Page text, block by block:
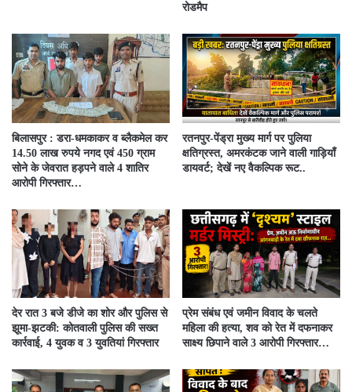
रोडमैप
बिलासपुर : डरा-धमकाकर व ब्लैकमेल कर
14.50 लाख रुपये नगद एवं 450 ग्राम
सोने के जेवरात हड़पने वाले 4 शातिर
आरोपी गिरफ्तार…
रतनपुर-पेंड्रा मुख्य मार्ग पर पुलिया
क्षतिग्रस्त, अमरकंटक जाने वाली गाड़ियाँ
डायवर्ट; देखें नए वैकल्पिक रूट..
देर रात 3 बजे डीजे का शोर और पुलिस से
झूमा-झटकी: कोतवाली पुलिस की सख्त
कार्रवाई, 4 युवक व 3 युवतियां गिरफ्तार
प्रेम संबंध एवं जमीन विवाद के चलते
महिला की हत्या, शव को रेत में दफनाकर
साक्ष्य छिपाने वाले 3 आरोपी गिरफ्तार…